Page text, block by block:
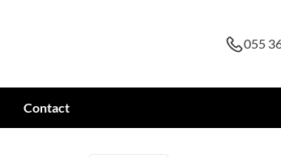
055
Contact